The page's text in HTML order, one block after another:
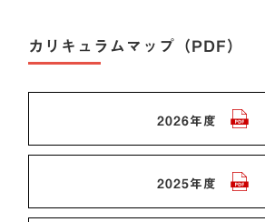
カリキュラムマップ（PDF）
2026年度
2025年度